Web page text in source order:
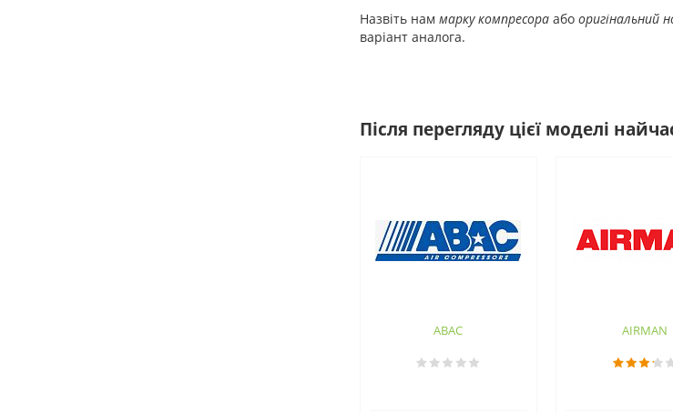
Назвіть нам марку компресораабо оригінальний
варіант аналога.
Після перегляду цієї моделі
ABAC AIRMAN